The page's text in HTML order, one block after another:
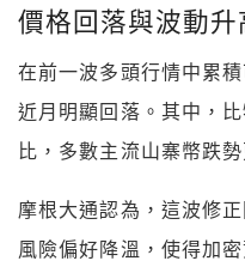
價格回落與波動
在前一波多頭行情中累
近月明顯回落。其中，
比，多數主流山寨幣跌勢
摩根大通認為，這波修
風險偏好降溫，使得加